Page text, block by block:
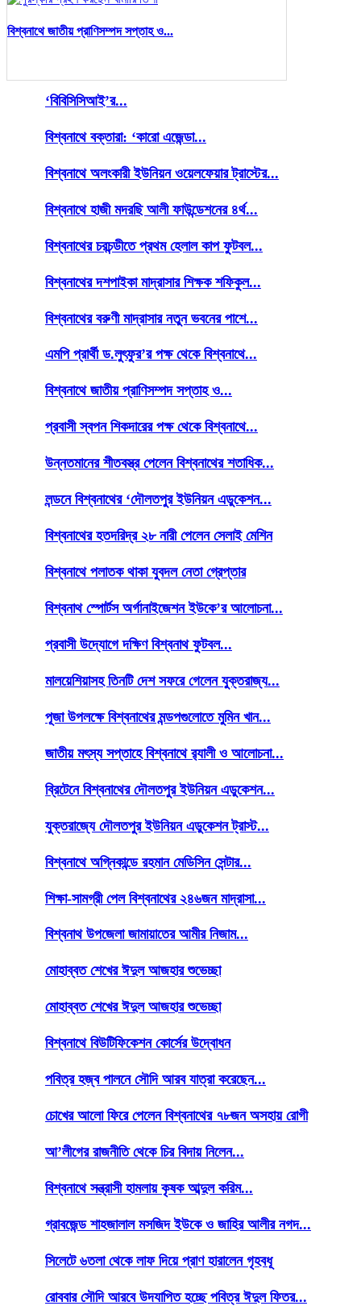
বিশ্বনাথে জাতীয় প্রাণিসম্পদ সপ্তাহ ও...
‘বিবিসিসিআই’র...
বিশ্বনাথে বক্তারা: ‘কারো এজেন্ডা...
বিশ্বনাথে অলংকারী ইউনিয়ন ওয়েলফেয়ার ট্রাস্টের...
বিশ্বনাথে হাজী মদরছি আলী ফাউন্ডেশনের ৪র্থ...
বিশ্বনাথের চরচন্ডীতে প্রথম হেলাল কাপ ফুটবল...
বিশ্বনাথের দশপাইকা মাদ্রাসার শিক্ষক শফিকুল...
বিশ্বনাথের বরুণী মাদ্রাসার নতুন ভবনের পাশে...
এমপি প্রার্থী ড.লুৎফুর’র পক্ষ থেকে বিশ্বনাথে...
বিশ্বনাথে জাতীয় প্রাণিসম্পদ সপ্তাহ ও...
প্রবাসী স্বপন শিকদারের পক্ষ থেকে বিশ্বনাথে...
উন্নতমানের শীতবস্ত্র পেলেন বিশ্বনাথের শতাধিক...
লন্ডনে বিশ্বনাথের ‘দৌলতপুর ইউনিয়ন এডুকেশন...
বিশ্বনাথের হতদরিদ্র ২৮ নারী পেলেন সেলাই মেশিন
বিশ্বনাথে পলাতক থাকা যুবদল নেতা গ্রেপ্তার
বিশ্বনাথ স্পোর্টস অর্গানাইজেশন ইউকে’র আলোচনা...
প্রবাসী উদ্যোগে দক্ষিণ বিশ্বনাথ ফুটবল...
মালয়েশিয়াসহ তিনটি দেশ সফরে গেলেন যুক্তরাজ্য...
পূজা উপলক্ষে বিশ্বনাথের মন্ডপগুলোতে মুমিন খান...
জাতীয় মৎস্য সপ্তাহে বিশ্বনাথে র‌্যালী ও আলোচনা...
ব্রিটেনে বিশ্বনাথের দৌলতপুর ইউনিয়ন এডুকেশন...
যুক্তরাজ্যে দৌলতপুর ইউনিয়ন এডুকেশন ট্রাস্ট...
বিশ্বনাথে অগ্নিকান্ডে রহমান মেডিসিন সেন্টার...
শিক্ষা-সামগ্রী পেল বিশ্বনাথের ২৪৬জন মাদ্রাসা...
বিশ্বনাথ উপজেলা জামায়াতের আমীর নিজাম...
মোহাব্বত শেখের ঈদুল আজহার শুভেচ্ছা
মোহাব্বত শেখের ঈদুল আজহার শুভেচ্ছা
বিশ্বনাথে বিউটিফিকেশন কোর্সের উদ্বোধন
পবিত্র হজ্ব পালনে সৌদি আরব যাত্রা করেছেন...
চোখের আলো ফিরে পেলেন বিশ্বনাথের ৭৮জন অসহায় রোগী
আ’লীগের রাজনীতি থেকে চির বিদায় নিলেন...
বিশ্বনাথে সন্ত্রাসী হামলায় কৃষক আব্দুল করিম...
গ্রাবজেন্ড শাহজালাল মসজিদ ইউকে ও জাহির আলীর নগদ...
সিলেটে ৬তলা থেকে লাফ দিয়ে প্রাণ হারালেন গৃহবধূ
রোববার সৌদি আরবে উদযাপিত হচ্ছে পবিত্র ঈদুল ফিতর...